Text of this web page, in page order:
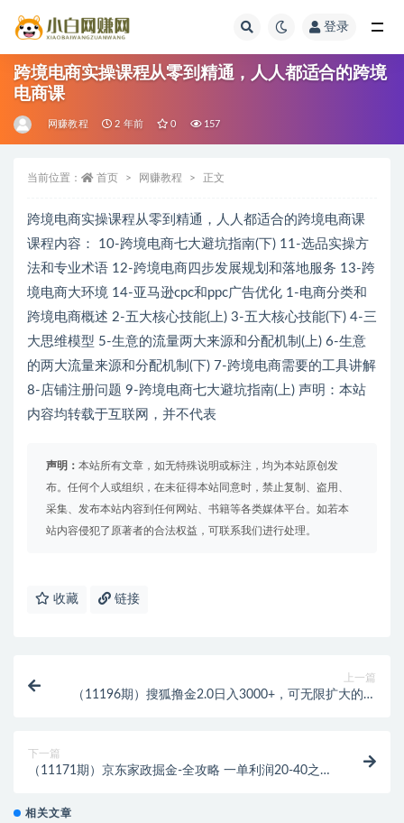
登录
跨境电商实操课程从零到精通，人人都适合的跨境
电商课
网赚教程 2 年前 0 157
当前位置： 首页 网赚教程 正文
跨境电商实操课程从零到精通，人人都适合的跨境电商课
课程内容： 10-跨境电商七大避坑指南(下) 11-选品实操方
法和专业术语 12-跨境电商四步发展规划和落地服务 13-跨
境电商大环境 14-亚马逊cpc和ppc广告优化 1-电商分类和
跨境电商概述 2-五大核心技能(上) 3-五大核心技能(下) 4-三
大思维模型 5-生意的流量两大来源和分配机制(上) 6-生意
的两大流量来源和分配机制(下) 7-跨境电商需要的工具讲解
8-店铺注册问题 9-跨境电商七大避坑指南(上) 声明：本站
内容均转载于互联网，并不代表
声明： 本站所有文章，如无特殊说明或标注，均为本站原创发
布。任何个人或组织，在未征得本站同意时，禁止复制、盗用、
采集、发布本站内容到任何网站、书籍等各类媒体平台。如若本
站内容侵犯了原著者的合法权益，可联系我们进行处理。
收藏 链接
上一篇
（11196期）搜狐撸金2.0日入3000+，可无限扩大的翻
下一篇
（11171期）京东家政掘金-全攻略 一单利润20-40之间
相关文章